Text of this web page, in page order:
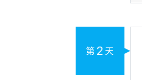
第 2 天